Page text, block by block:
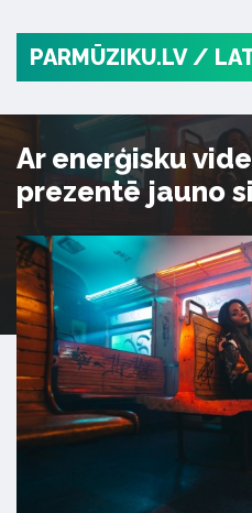
PARMŪZIKU.LV /
Ar enerģisku
prezentē jauno